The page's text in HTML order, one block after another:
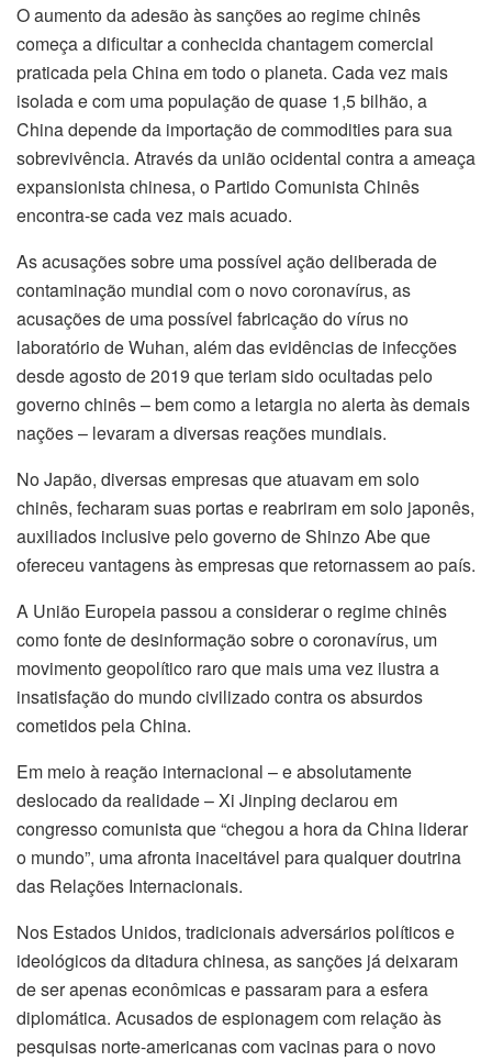
O aumento da adesão às sanções ao regime chinês
começa a dificultar a conhecida chantagem comercial
praticada pela China em todo o planeta. Cada vez mais
isolada e com uma população de quase 1,5 bilhão, a
China depende da importação de commodities para sua
sobrevivência. Através da união ocidental contra a ameaça
expansionista chinesa, o Partido Comunista Chinês
encontra-se cada vez mais acuado.
As acusações sobre uma possível ação deliberada de
contaminação mundial com o novo coronavírus, as
acusações de uma possível fabricação do vírus no
laboratório de Wuhan, além das evidências de infecções
desde agosto de 2019 que teriam sido ocultadas pelo
governo chinês – bem como a letargia no alerta às demais
nações – levaram a diversas reações mundiais.
No Japão, diversas empresas que atuavam em solo
chinês, fecharam suas portas e reabriram em solo japonês,
auxiliados inclusive pelo governo de Shinzo Abe que
ofereceu vantagens às empresas que retornassem ao país.
A União Europeia passou a considerar o regime chinês
como fonte de desinformação sobre o coronavírus, um
movimento geopolítico raro que mais uma vez ilustra a
insatisfação do mundo civilizado contra os absurdos
cometidos pela China.
Em meio à reação internacional – e absolutamente
deslocado da realidade – Xi Jinping declarou em
congresso comunista que “chegou a hora da China liderar
o mundo”, uma afronta inaceitável para qualquer doutrina
das Relações Internacionais.
Nos Estados Unidos, tradicionais adversários políticos e
ideológicos da ditadura chinesa, as sanções já deixaram
de ser apenas econômicas e passaram para a esfera
diplomática. Acusados de espionagem com relação às
pesquisas norte-americanas com vacinas para o novo